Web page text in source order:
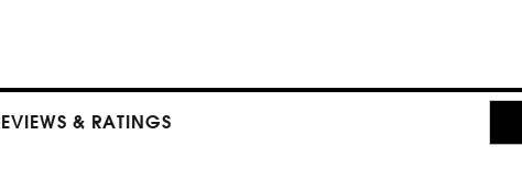
& RATINGS